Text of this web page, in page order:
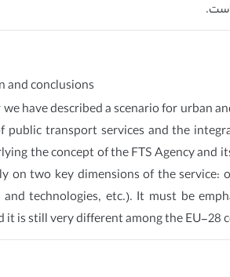
and conclusions
have described a scenario for urban
public transport services and the
the concept of the FTS Agency and
on two key dimensions of the service:
technologies, etc.). It must be
it is still very different among the EU-28